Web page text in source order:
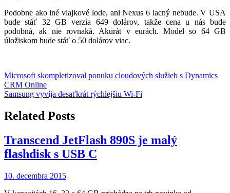
Podobne ako iné vlajkové lode, ani Nexus 6 lacný nebude. V USA
bude stáť 32 GB verzia 649 dolárov, takže cena u nás bude
podobná, ak nie rovnaká. Akurát v eurách. Model so 64 GB
úložiskom bude stáť o 50 dolárov viac.
Navigácia
v
Microsoft skompletizoval ponuku cloudových služieb s Dynamics
CRM Online
Samsung vyvíja desaťkrát rýchlejšiu Wi-Fi
Related Posts
Transcend JetFlash 890S je malý
flashdisk s USB C
10. decembra 2015